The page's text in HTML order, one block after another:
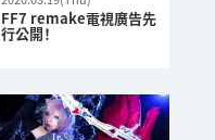
FF7 remake電視廣告先
行公開！